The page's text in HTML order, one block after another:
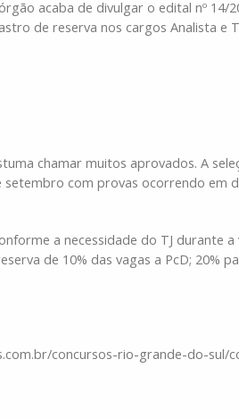
acaba de divulgar o edital nº 14/
de reserva nos cargos Analista e
chamar muitos aprovados. A
setembro com provas ocorrendo em
a necessidade do TJ durante
de 10% das vagas a PcD; 20%
concursos-rio-grande-do-